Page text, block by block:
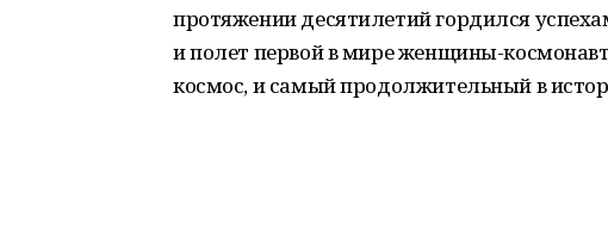
протяжении десятилетий гордился
и полет первой в мире женщины-
космос, и самый продолжительный в